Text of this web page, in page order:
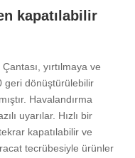
kapatılabilir
yırtılmaya ve
geri dönüştürülebilir
Havalandırma
uyarılar. Hızlı bir
kapatılabilir ve
tecrübesiyle ürünler